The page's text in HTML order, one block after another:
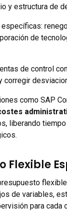
y estructura de
de
de control
corregir
como SAP
liberando
Flexible
de variables,
para cada